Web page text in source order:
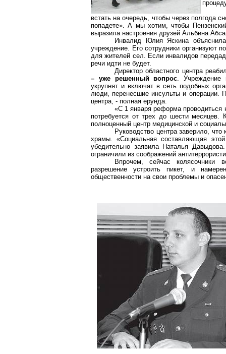
встать на очередь, чтобы через полгода
попадете». А мы хотим, чтобы
выразила настроения друзей Альбина
Инвалид Юлия Яскина
учреждение. Его сотрудники организуют
для жителей сел. Если инвалидов
речи идти не будет.
Директор областного центра
– уже решенный вопрос. Учреждение
укрупнят и включат в сеть подобных
люди, перенесшие инсульты и операции.
центра, - полная ерунда.
«С 1 января реформа проводиться
потребуется от трех до шести месяцев.
полноценный центр медицинской и
Руководство центра заверило,
храмы. «Социальная составляющая
убедительно заявила Наталья
ограничили из соображений
Впрочем, сейчас колясочники
разрешение устроить пикет, и
общественности на свои проблемы и